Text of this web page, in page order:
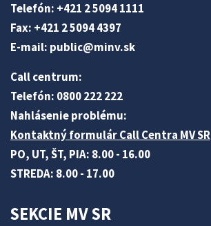
Telefón: +421 2 5094 1111
Fax: +421 2 5094 4397
E-mail: public@minv.sk
Call centrum:
Telefón: 0800 222 222
Nahlásenie problému:
Kontaktný formulár Call Centra MV SR
PO, UT, ŠT, PIA: 8.00 - 16.00
STREDA: 8.00 - 17.00
SEKCIE MV SR